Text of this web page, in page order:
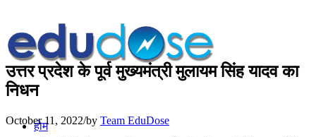
होम
उत्तर प्रदेश के पूर्व मुख्यमंत्री मुलायम सिंह यादव का
निधन
October 11, 2022/by Team EduDose